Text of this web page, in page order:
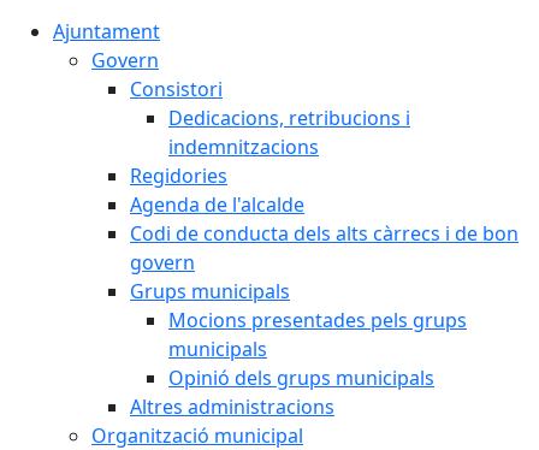
Ajuntament
Govern
Consistori
Dedicacions, retribucions i
indemnitzacions
Regidories
Agenda de l'alcalde
Codi de conducta dels alts càrrecs i de bon
govern
Grups municipals
Mocions presentades pels grups
municipals
Opinió dels grups municipals
Altres administracions
Organització municipal